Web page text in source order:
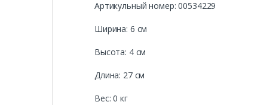
Артикульный номер: 00534229
Ширина: 6 см
Высота: 4 см
Длина: 27 см
Вес: 0 кг